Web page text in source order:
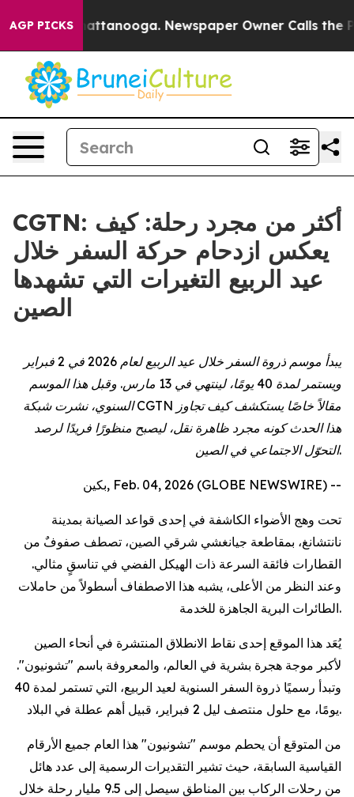
AGP PICKS
in Chattanooga. Newspaper Owner Calls the
CGTN: أكثر من مجرد رحلة: كيف
يعكس ازدحام حركة السفر خلال
عيد الربيع التغيرات التي تشهدها
الصين
يبدأ موسم ذروة السفر خلال عيد الربيع لعام 2026 في 2 فبراير
ويستمر لمدة 40 يومًا، لينتهي في 13 مارس. وقبل هذا الموسم
السنوي، نشرت شبكة CGTN مقالاً خاصًا يستكشف كيف تجاوز
هذا الحدث كونه مجرد ظاهرة نقل، ليصبح منظورًا فريدًا لرصد
التحوّل الاجتماعي في الصين.
بكين, Feb. 04, 2026 (GLOBE NEWSWIRE) --
تحت وهج الأضواء الكاشفة في إحدى قواعد الصيانة بمدينة
نانتشانغ، بمقاطعة جيانغشي شرقي الصين، تصطف صفوفٌ من
القطارات فائقة السرعة ذات الهيكل الفضي في تناسقٍ مثالي.
وعند النظر من الأعلى، يشبه هذا الاصطفاف أسطولاً من حاملات
الطائرات البرية الجاهزة للخدمة.
يُعَد هذا الموقع إحدى نقاط الانطلاق المنتشرة في أنحاء الصين
لأكبر موجة هجرة بشرية في العالم، والمعروفة باسم "تشونيون".
وتبدأ رسميًا ذروة السفر السنوية لعيد الربيع، التي تستمر لمدة 40
يومًا، مع حلول منتصف ليل 2 فبراير، قبيل أهم عطلة في البلاد.
من المتوقع أن يحطم موسم "تشونيون" هذا العام جميع الأرقام
القياسية السابقة، حيث تشير التقديرات الرسمية إلى عدد هائل
من رحلات الركاب بين المناطق سيصل إلى 9.5 مليار رحلة خلال